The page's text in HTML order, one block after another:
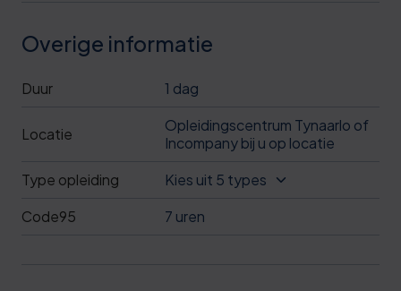
Overige informatie
Duur 1 dag
Locatie
Opleidingscentrum Tynaarlo of
Incompany bij u op locatie
Type opleiding
Kies uit 5 types
Code95
7 uren